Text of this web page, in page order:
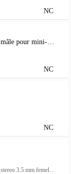
NC
Câble audio - mini-phone stereo 3.5 mm mâle pour mini-phone stereo 3.5 mm mâle
NC
NC